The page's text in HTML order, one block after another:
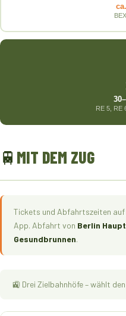
RE 5, RE
🚆 MIT DEM ZUG
Tickets und Abfahrtszeiten auf
App. Abfahrt von Berlin
Gesundbrunnen.
🚉 Drei Zielbahnhöfe – wählt